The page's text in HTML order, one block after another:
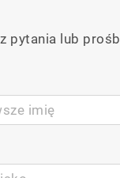
pytania lub